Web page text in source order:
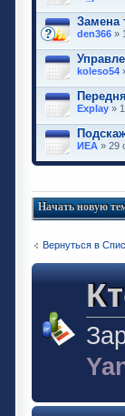
Замена
den366 »
koleso54
Explay »
ИЕА » 29
Начать новую
Вернуться в